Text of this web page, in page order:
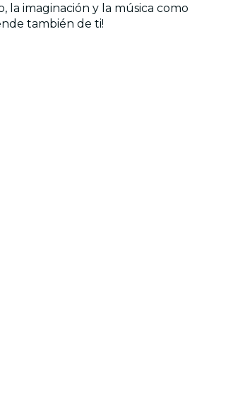
la imaginación y la música como
también de ti!